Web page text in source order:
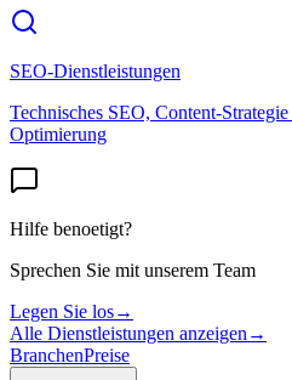
SEO-Dienstleistungen
Technisches SEO, Content-
Optimierung
Hilfe benoetigt?
Sprechen Sie mit unserem Team
Legen Sie los→
Alle Dienstleistungen anzeigen →
BranchenPreise